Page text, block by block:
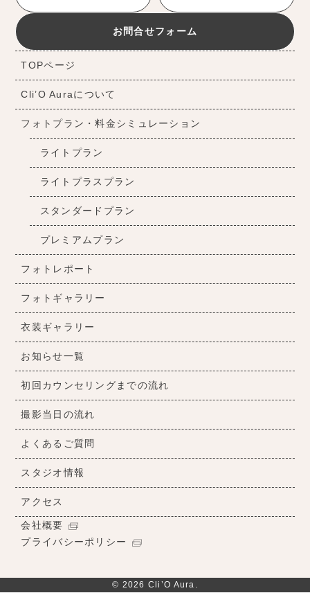
お問合せフォーム
TOPページ
Cli’O Auraについて
フォトプラン・料金シミュレーション
ライトプラン
ライトプラスプラン
スタンダードプラン
プレミアムプラン
フォトレポート
フォトギャラリー
衣装ギャラリー
お知らせ一覧
初回カウンセリングまでの流れ
撮影当日の流れ
よくあるご質問
スタジオ情報
アクセス
会社概要
プライバシーポリシー
© 2026 Cli’O Aura.